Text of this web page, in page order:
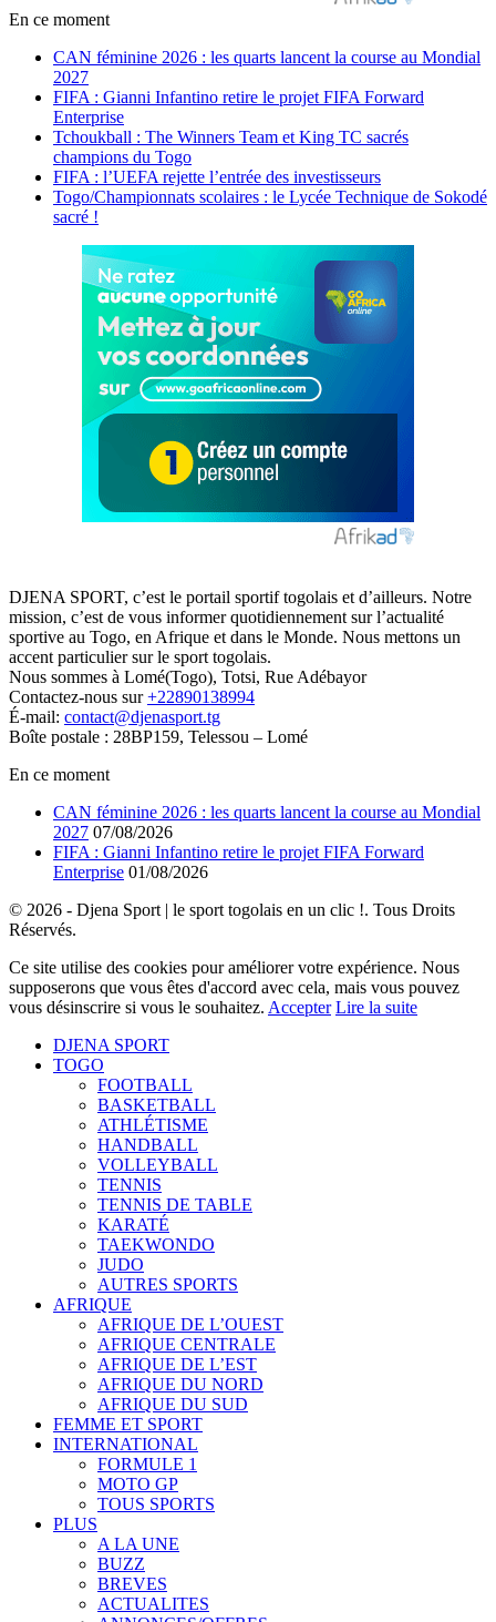
En ce moment
CAN féminine 2026 : les quarts lancent la course au Mondial
2027
FIFA : Gianni Infantino retire le projet FIFA Forward
Enterprise
Tchoukball : The Winners Team et King TC sacrés
champions du Togo
FIFA : l’UEFA rejette l’entrée des investisseurs
Togo/Championnats scolaires : le Lycée Technique de Sokodé
sacré !
DJENA SPORT, c’est le portail sportif togolais et d’ailleurs. Notre
mission, c’est de vous informer quotidiennement sur l’actualité
sportive au Togo, en Afrique et dans le Monde. Nous mettons un
accent particulier sur le sport togolais.
Nous sommes à Lomé(Togo), Totsi, Rue Adébayor
Contactez-nous sur+22890138994
É-mail: contact@djenasport.tg
Boîte postale : 28BP159, Telessou – Lomé
En ce moment
CAN féminine 2026 : les quarts lancent la course au Mondial
2027 07/08/2026
FIFA : Gianni Infantino retire le projet FIFA Forward
Enterprise 01/08/2026
© 2026 - Djena Sport | le sport togolais en un clic !. Tous Droits
Réservés.
Ce site utilise des cookies pour améliorer votre expérience. Nous
supposerons que vous êtes d'accord avec cela, mais vous pouvez
vous désinscrire si vous le souhaitez. Accepter Lire la suite
DJENA SPORT
TOGO
FOOTBALL
BASKETBALL
ATHLÉTISME
HANDBALL
VOLLEYBALL
TENNIS
TENNIS DE TABLE
KARATÉ
TAEKWONDO
JUDO
AUTRES SPORTS
AFRIQUE
AFRIQUE DE L’OUEST
AFRIQUE CENTRALE
AFRIQUE DE L’EST
AFRIQUE DU NORD
AFRIQUE DU SUD
FEMME ET SPORT
INTERNATIONAL
FORMULE 1
MOTO GP
TOUS SPORTS
PLUS
A LA UNE
BUZZ
BREVES
ACTUALITES